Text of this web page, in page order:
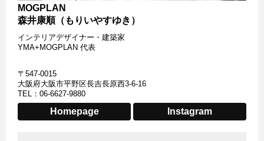
MOGPLAN
森井康順（もりいやすゆき）
インテリアデザイナー・建築家
YMA+MOGPLAN 代表
〒547-0015
大阪府大阪市平野区長吉長原西3-6-16
TEL：06-6627-9880
Homepage Instagram